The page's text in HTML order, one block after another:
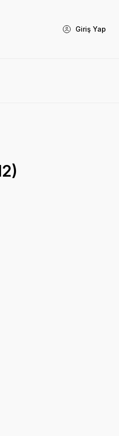
Giriş Yap